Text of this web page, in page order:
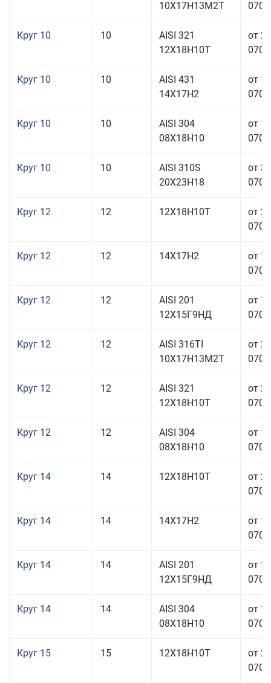
10Х17Н13М2Т
Круг 10 10
AISI 321
12Х18Н10Т
от
Круг 10 10
AISI 431
14Х17Н2
от
Круг 10 10
AISI 304
08Х18Н10
от
Круг 10 10
AISI 310S
20Х23Н18
от
Круг 12 12 12Х18Н10Т
от
Круг 12 12 14Х17Н2
от
Круг 12 12
AISI 201
12Х15Г9НД
от
Круг 12 12
AISI 316TI
10Х17Н13М2Т
от
Круг 12 12
AISI 321
12Х18Н10Т
от
Круг 12 12
AISI 304
08Х18Н10
от
Круг 14 14 12Х18Н10Т
от
Круг 14 14 14Х17Н2
от
Круг 14 14
AISI 201
12Х15Г9НД
от
Круг 14 14
AISI 304
08Х18Н10
от
Круг 15 15 12Х18Н10Т
от